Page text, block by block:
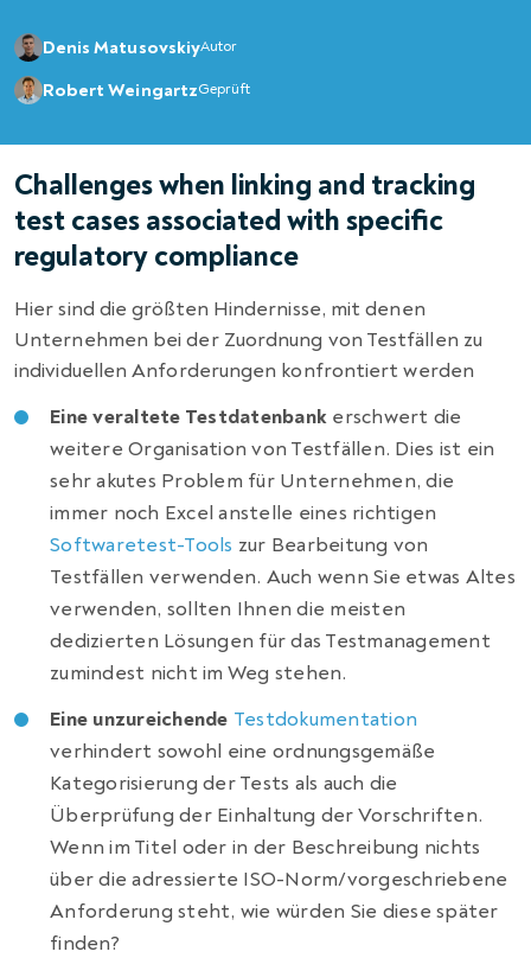
Denis MatusovskiyAutor
Robert WeingartzGeprüft
Challenges when linking and tracking
test cases associated with specific
regulatory compliance
Hier sind die größten Hindernisse, mit denen
Unternehmen bei der Zuordnung von Testfällen zu
individuellen Anforderungen konfrontiert werden
Eine veraltete Testdatenbank erschwert die
weitere Organisation von Testfällen. Dies ist ein
sehr akutes Problem für Unternehmen, die
immer noch Excel anstelle eines richtigen
Softwaretest-Tools zur Bearbeitung von
Testfällen verwenden. Auch wenn Sie etwas Altes
verwenden, sollten Ihnen die meisten
dedizierten Lösungen für das Testmanagement
zumindest nicht im Weg stehen.
Eine unzureichende Testdokumentation
verhindert sowohl eine ordnungsgemäße
Kategorisierung der Tests als auch die
Überprüfung der Einhaltung der Vorschriften.
Wenn im Titel oder in der Beschreibung nichts
über die adressierte ISO-Norm/vorgeschriebene
Anforderung steht, wie würden Sie diese später
finden?